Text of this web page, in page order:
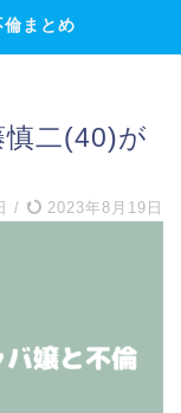
まとめ
二(40)が
/ 2023年8月19日